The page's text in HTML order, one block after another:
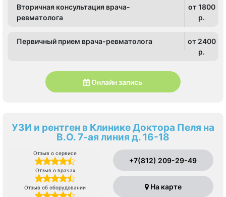
Вторичная консультация врача-
ревматолога
от 1800
p.
Первичный прием врача-ревматолога
от 2400
p.
Онлайн запись
УЗИ и рентген в Клинике Доктора Пеля на
В.О. 7-ая линия д. 16-18
Отзыв о сервисе
Отзыв о врачах
Отзыв об оборудовании
+7(812) 209-29-49
На карте